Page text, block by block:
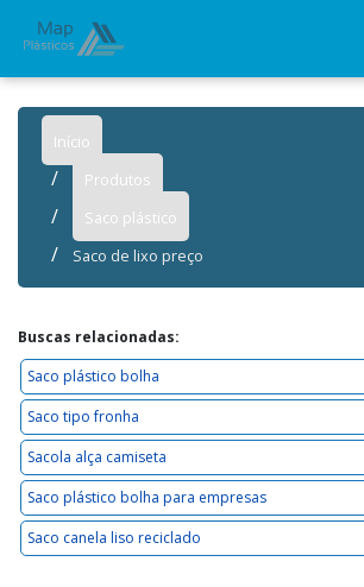
Início
Produtos
Saco plástico
Saco de lixo preço
Buscas relacionadas:
Saco plástico bolha
Saco tipo fronha
Sacola alça camiseta
Saco plástico bolha para empresas
Saco canela liso reciclado